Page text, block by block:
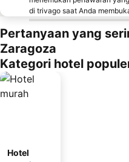
di trivago saat Anda
Pertanyaan yang
Zaragoza
Kategori hotel
Hotel